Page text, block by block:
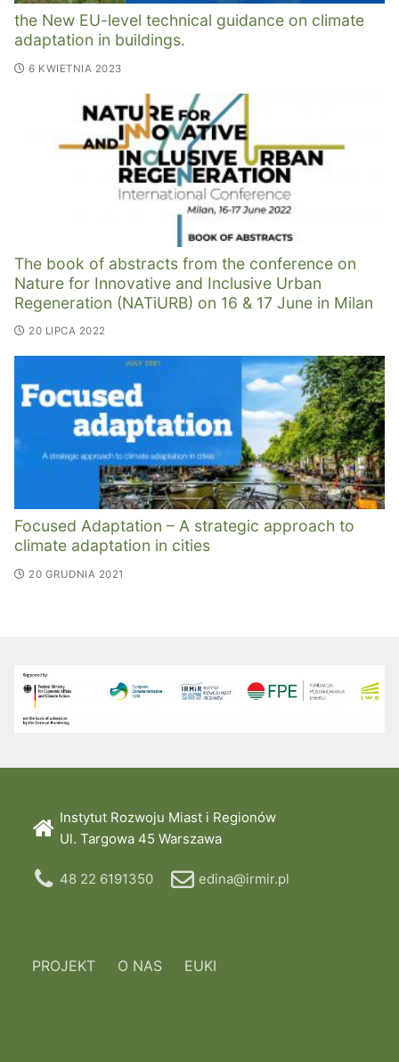
the New EU-level technical guidance on climate
adaptation in buildings.
6 KWIETNIA 2023
The book of abstracts from the conference on
Nature for Innovative and Inclusive Urban
Regeneration (NATiURB) on 16 & 17 June in Milan
20 LIPCA 2022
Focused Adaptation – A strategic approach to
climate adaptation in cities
20 GRUDNIA 2021
Instytut Rozwoju Miast i Regionów
Ul. Targowa 45 Warszawa
48 22 6191350 edina@irmir.pl
PROJEKT O NAS EUKI